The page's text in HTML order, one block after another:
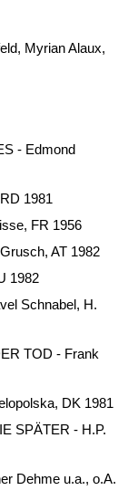
Myrian Alaux,
- Edmond
1981
FR 1956
AT 1982
1982
Schnabel, H.
TOD - Frank
DK 1981
SPÄTER - H.P.
Dehme u.a., o.A.